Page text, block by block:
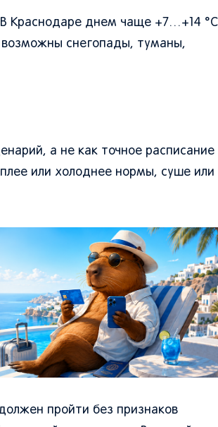
Краснодаре днем чаще +7…+14
снегопады, туманы,
а не как точное расписание
или холоднее нормы, суше или
пройти без признаков